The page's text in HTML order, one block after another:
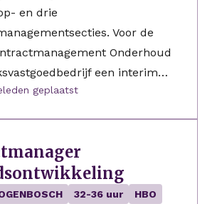
en drie
Voor de
Onderhoud
een interim…
geplaatst
32-36 uur
HBO